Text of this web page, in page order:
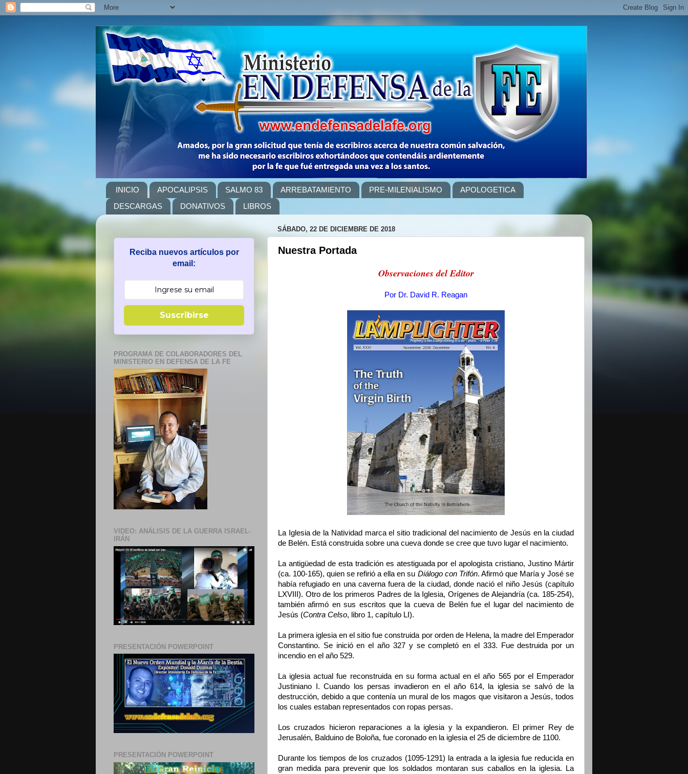
INICIO APOCALIPSIS SALMO 83 ARREBATAMIENTO PRE-MILENIALISMO
APOLOGETICA
DESCARGAS
DONATIVOS LIBROS
SÁBADO, 22 DE DICIEMBRE DE 2018
Nuestra Portada
Observaciones del Editor
Por Dr. David R. Reagan
La Iglesia de la Natividad marca el sitio tradicional del nacimiento de Jesús en la ciudad
de Belén. Está construida sobre una cueva donde se cree que tuvo lugar el nacimiento.
La antigüedad de esta tradición es atestiguada por el apologista cristiano, Justino Mártir
(ca. 100-165), quien se refirió a ella en su Diálogo con Trifón. Afirmó que María y José se
había refugiado en una caverna fuera de la ciudad, donde nació el niño Jesús (capítulo
LXVIII). Otro de los primeros Padres de la Iglesia, Orígenes de Alejandría (ca. 185-254),
también afirmó en sus escritos que la cueva de Belén fue el lugar del nacimiento de
Jesús (Contra Celso, libro 1, capítulo LI).
La primera iglesia en el sitio fue construida por orden de Helena, la madre del Emperador
Constantino. Se inició en el año 327 y se completó en el 333. Fue destruida por un
incendio en el año 529.
La iglesia actual fue reconstruida en su forma actual en el año 565 por el Emperador
Justiniano I. Cuando los persas invadieron en el año 614, la iglesia se salvó de la
destrucción, debido a que contenía un mural de los magos que visitaron a Jesús, todos
los cuales estaban representados con ropas persas.
Los cruzados hicieron reparaciones a la iglesia y la expandieron. El primer Rey de
Jerusalén, Balduino de Boloña, fue coronado en la iglesia el 25 de diciembre de 1100.
Durante los tiempos de los cruzados (1095-1291) la entrada a la iglesia fue reducida en
gran medida para prevenir que los soldados montaran sus caballos en la iglesia. La
Reciba nuevos artículos por
email:
Suscribirse
PROGRAMA DE COLABORADORES DEL
MINISTERIO EN DEFENSA DE LA FE
VIDEO: ANÁLISIS DE LA GUERRA ISRAEL-
IRÁN
PRESENTACIÓN POWERPOINT
PRESENTACIÓN POWERPOINT